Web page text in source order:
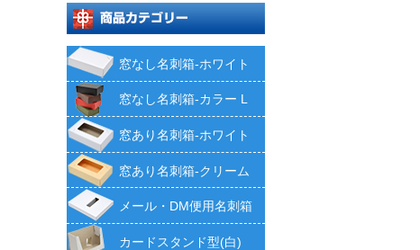
窓なし名刺箱-ホワイト
窓なし名刺箱-カラー L
窓あり名刺箱-ホワイト
窓あり名刺箱-クリーム
メール・DM便用名刺箱
カードスタンド型(白)